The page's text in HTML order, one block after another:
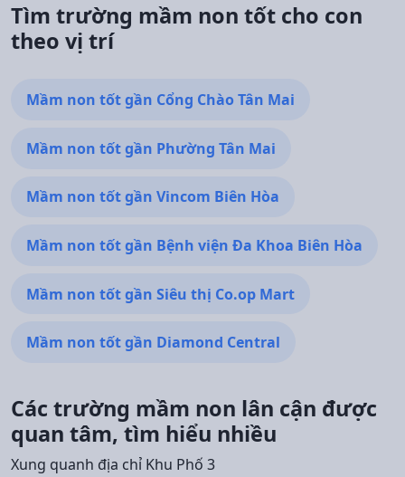
Tìm trường mầm non tốt cho con
theo vị trí
Mầm non tốt gần Cổng Chào Tân Mai
Mầm non tốt gần Phường Tân Mai
Mầm non tốt gần Vincom Biên Hòa
Mầm non tốt gần Bệnh viện Đa Khoa Biên Hòa
Mầm non tốt gần Siêu thị Co.op Mart
Mầm non tốt gần Diamond Central
Các trường mầm non lân cận được
quan tâm, tìm hiểu nhiều
Xung quanh địa chỉ Khu Phố 3